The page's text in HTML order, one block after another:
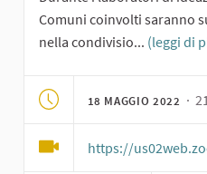
Comuni coinvolti saranno
nella condivisio... (leggi di
18 MAGGIO 2022 ·
https://